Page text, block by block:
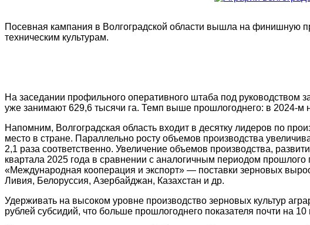
Посевная кампания в Волгоградской области вышла на финишную
техническим культурам.
На заседании профильного оперативного штаба под руководством
уже занимают 629,6 тысячи га. Темп выше прошлогоднего: в 2024-м
Напомним, Волгоградская область входит в десятку лидеров по
место в стране. Параллельно росту объемов производства
2,1 раза соответственно. Увеличение объемов производства,
квартала 2025 года в сравнении с аналогичным периодом
«Международная кооперация и экспорт» — поставки зерновых
Ливия, Белоруссия, Азербайджан, Казахстан и др.
Удерживать на высоком уровне производство зерновых культур
рублей субсидий, что больше прошлогоднего показателя почти на